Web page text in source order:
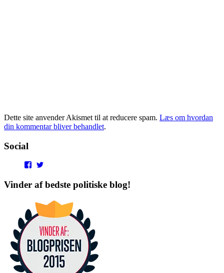
Dette site anvender Akismet til at reducere spam. Læs om hvordan
din kommentar bliver behandlet.
Social
View
profile
on
profile
on
Vinder af bedste politiske blog!